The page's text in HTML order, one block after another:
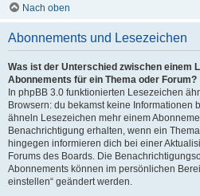
Nach oben
Abonnements und Lesezeichen
Was ist der Unterschied zwischen einem
Abonnements für ein Thema oder Forum?
In phpBB 3.0 funktionierten Lesezeichen
Browsern: du bekamst keine Informationen
ähneln Lesezeichen mehr einem
Benachrichtigung erhalten, wenn ein
hingegen informieren dich bei einer
Forums des Boards. Die
Abonnements können im persönlichen
einstellen“ geändert werden.